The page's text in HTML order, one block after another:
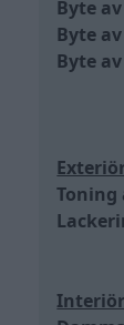
Byte
Byte
Byte
Toning